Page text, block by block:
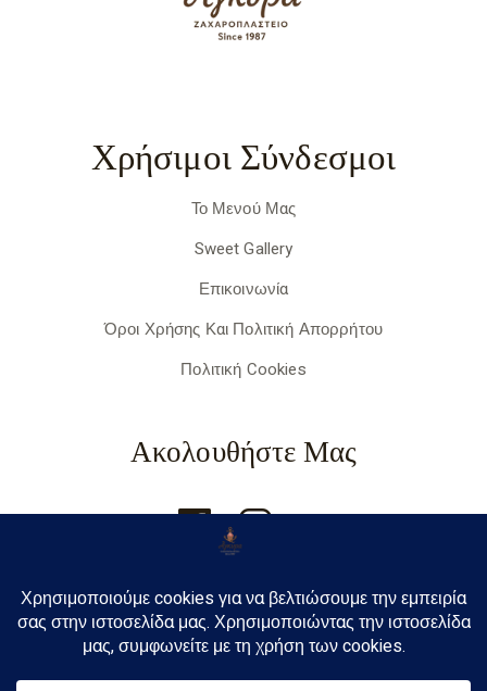
Χρήσιμοι Σύνδεσμοι
Το Μενού Μας
Sweet Gallery
Επικοινωνία
Όροι Χρήσης Και Πολιτική Απορρήτου
Πολιτική Cookies
Ακολουθήστε Μας